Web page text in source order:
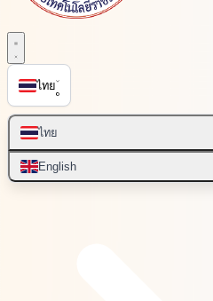
ไทย
ไทย
English